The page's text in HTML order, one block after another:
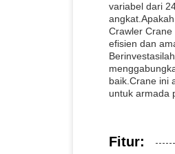
variabel dari
Crawler
efisien dan
baik.Crane ini
untuk armada
Fitur: